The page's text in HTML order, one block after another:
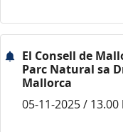
El Consell de
Parc Natural sa
Mallorca
05-11-2025 / 13.00